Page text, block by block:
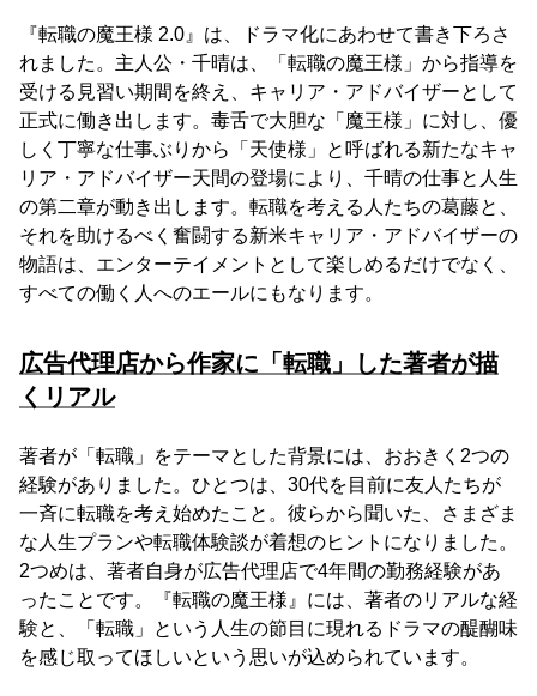
『転職の魔王様 2.0』は、ドラマ化にあわせて書き下ろさ
れました。主人公・千晴は、「転職の魔王様」から指導を
受ける見習い期間を終え、キャリア・アドバイザーとして
正式に働き出します。毒舌で大胆な「魔王様」に対し、優
しく丁寧な仕事ぶりから「天使様」と呼ばれる新たなキャ
リア・アドバイザー天間の登場により、千晴の仕事と人生
の第二章が動き出します。転職を考える人たちの葛藤と、
それを助けるべく奮闘する新米キャリア・アドバイザーの
物語は、エンターテイメントとして楽しめるだけでなく、
すべての働く人へのエールにもなります。
広告代理店から作家に「転職」した著者が描
くリアル
著者が「転職」をテーマとした背景には、おおきく2つの
経験がありました。ひとつは、30代を目前に友人たちが
一斉に転職を考え始めたこと。彼らから聞いた、さまざま
な人生プランや転職体験談が着想のヒントになりました。
2つめは、著者自身が広告代理店で4年間の勤務経験があ
ったことです。『転職の魔王様』には、著者のリアルな経
験と、「転職」という人生の節目に現れるドラマの醍醐味
を感じ取ってほしいという思いが込められています。